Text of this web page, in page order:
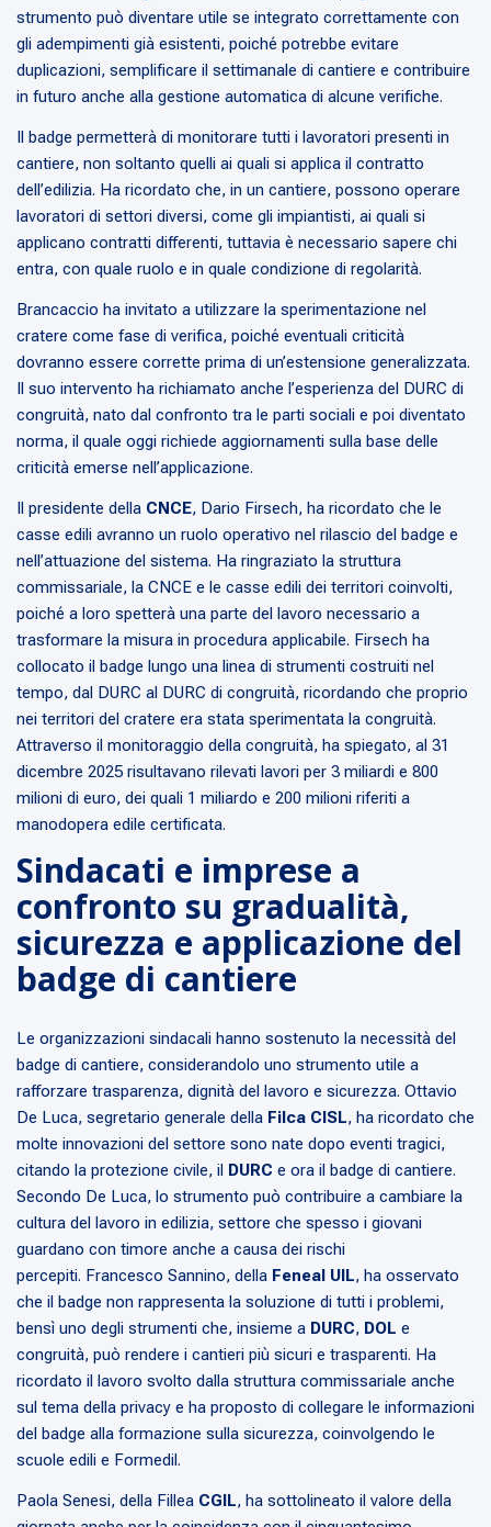
strumento può diventare utile se integrato correttamente con
gli adempimenti già esistenti, poiché potrebbe evitare
duplicazioni, semplificare il settimanale di cantiere e contribuire
in futuro anche alla gestione automatica di alcune verifiche.
Il badge permetterà di monitorare tutti i lavoratori presenti in
cantiere, non soltanto quelli ai quali si applica il contratto
dell’edilizia. Ha ricordato che, in un cantiere, possono operare
lavoratori di settori diversi, come gli impiantisti, ai quali si
applicano contratti differenti, tuttavia è necessario sapere chi
entra, con quale ruolo e in quale condizione di regolarità.
Brancaccio ha invitato a utilizzare la sperimentazione nel
cratere come fase di verifica, poiché eventuali criticità
dovranno essere corrette prima di un’estensione generalizzata.
Il suo intervento ha richiamato anche l’esperienza del DURC di
congruità, nato dal confronto tra le parti sociali e poi diventato
norma, il quale oggi richiede aggiornamenti sulla base delle
criticità emerse nell’applicazione.
Il presidente della CNCE, Dario Firsech, ha ricordato che le
casse edili avranno un ruolo operativo nel rilascio del badge e
nell’attuazione del sistema. Ha ringraziato la struttura
commissariale, la CNCE e le casse edili dei territori coinvolti,
poiché a loro spetterà una parte del lavoro necessario a
trasformare la misura in procedura applicabile. Firsech ha
collocato il badge lungo una linea di strumenti costruiti nel
tempo, dal DURC al DURC di congruità, ricordando che proprio
nei territori del cratere era stata sperimentata la congruità.
Attraverso il monitoraggio della congruità, ha spiegato, al 31
dicembre 2025 risultavano rilevati lavori per 3 miliardi e 800
milioni di euro, dei quali 1 miliardo e 200 milioni riferiti a
manodopera edile certificata.
Sindacati e imprese a
confronto su gradualità,
sicurezza e applicazione del
badge di cantiere
Le organizzazioni sindacali hanno sostenuto la necessità del
badge di cantiere, considerandolo uno strumento utile a
rafforzare trasparenza, dignità del lavoro e sicurezza. Ottavio
De Luca, segretario generale della Filca CISL, ha ricordato che
molte innovazioni del settore sono nate dopo eventi tragici,
citando la protezione civile, il DURC e ora il badge di cantiere.
Secondo De Luca, lo strumento può contribuire a cambiare la
cultura del lavoro in edilizia, settore che spesso i giovani
guardano con timore anche a causa dei rischi
percepiti. Francesco Sannino, della Feneal UIL, ha osservato
che il badge non rappresenta la soluzione di tutti i problemi,
bensì uno degli strumenti che, insieme a DURC, DOL e
congruità, può rendere i cantieri più sicuri e trasparenti. Ha
ricordato il lavoro svolto dalla struttura commissariale anche
sul tema della privacy e ha proposto di collegare le informazioni
del badge alla formazione sulla sicurezza, coinvolgendo le
scuole edili e Formedil.
Paola Senesi, della Fillea CGIL, ha sottolineato il valore della